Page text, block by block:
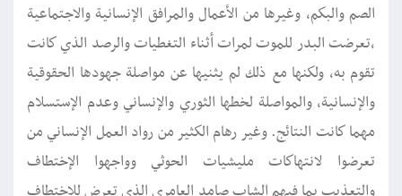
الصم والبكم, وغيرها من الأعمال والمرافق الإنسانية والاجتماعية
،تعرضت البدر للموت لمرات أثناء التغطيات والرصد الذي كانت
تقوم به, ولكنها مع ذلك لم يثنيها عن مواصلة جهودها الحقوقية
والإنسانية, والمواصلة لخطها الثوري والإنساني وعدم الإستسلام
مهما كانت النتائج. وغير رهام الكثير من رواد العمل الإنساني من
تعرضوا لانتهاكات مليشيات الحوثي وواجهوا الإختطاف